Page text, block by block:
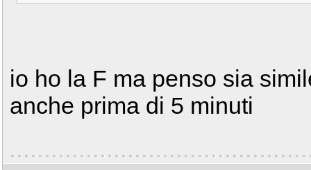
io ho la F ma penso sia
anche prima di 5 minuti